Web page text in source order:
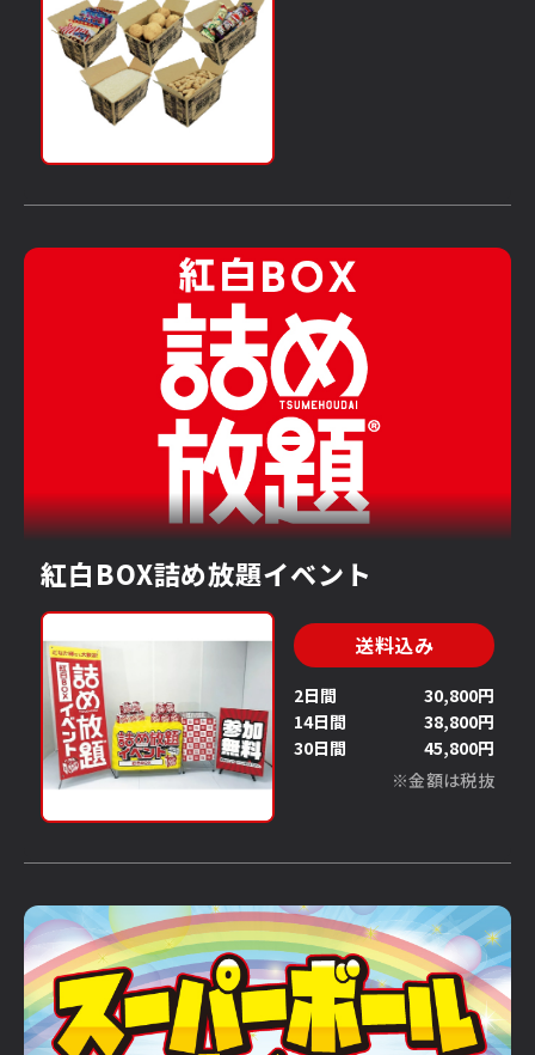
紅白BOX詰め放題イベント
送料込み
2日間
30,800円
14日間
38,800円
30日間
45,800円
※金額は税抜